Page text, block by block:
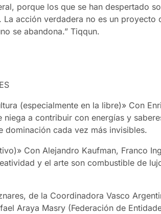
porque los que se han despertado
La acción verdadera no es un proyecto
se abandona.” Tiqqun.
(especialmente en la libre)» Con
niega a contribuir con energías y
dominación cada vez más invisibles.
Con Alejandro Kaufman, Franco
y el arte son combustible de
de la Coordinadora Vasco
Araya Masry (Federación de